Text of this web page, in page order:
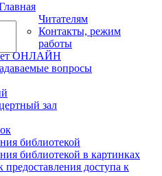
Читателям
Контакты, режим
работы
ОНЛАЙН
вопросы
зал
библиотекой
библиотекой в картинках
предоставления доступа к